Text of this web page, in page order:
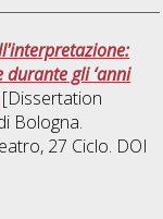
gli ‘anni
[Dissertation
Bologna.
, 27 Ciclo. DOI